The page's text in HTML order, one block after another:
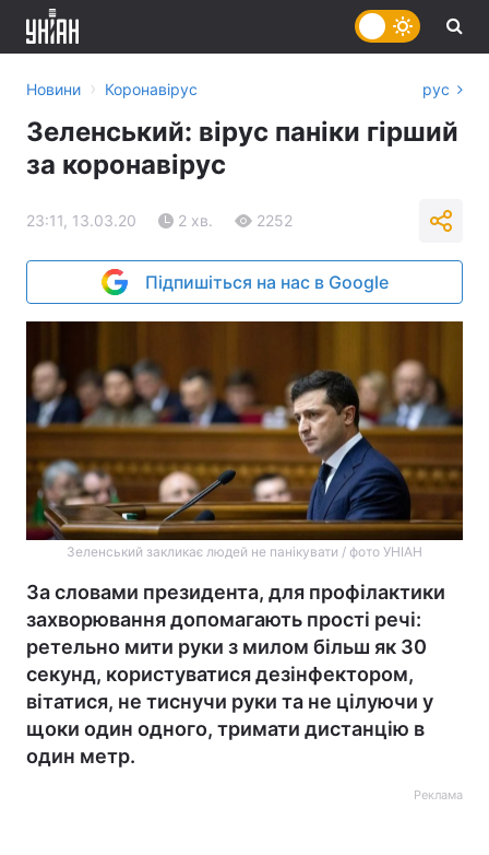
Новини › Коронавірус рус
Зеленський: вірус паніки гірший
за коронавірус
23:11, 13.03.20 2 хв. 2252
Підпишіться на нас в Google
Зеленський закликає людей не панікувати / фото УНІАН
За словами президента, для профілактики
захворювання допомагають прості речі:
ретельно мити руки з милом більш як 30
секунд, користуватися дезінфектором,
вітатися, не тиснучи руки та не цілуючи у
щоки один одного, тримати дистанцію в
один метр.
Реклама